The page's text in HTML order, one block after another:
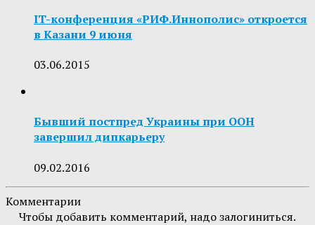
IT-конференция «РИФ.Иннополис» откроется
в Казани 9 июня
03.06.2015
Бывший постпред Украины при ООН
завершил дипкарьеру
09.02.2016
Комментарии
Чтобы добавить комментарий, надо залогиниться.